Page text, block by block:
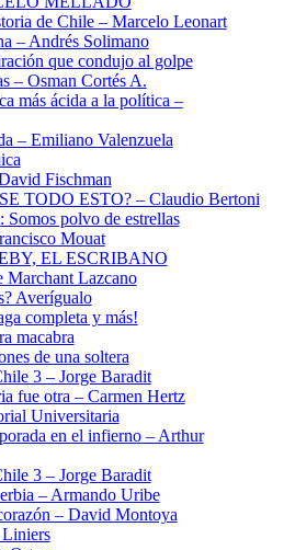
de Chile – Marcelo Leonart
– Andrés Solimano
que condujo al golpe
– Osman Cortés A.
más ácida a la política –
– Emiliano Valenzuela
Fischman
TODO ESTO? – Claudio Bertoni
Somos polvo de estrellas
Mouat
EL ESCRIBANO
Marchant Lazcano
Averígualo
completa y más!
macabra
de una soltera
3 – Jorge Baradit
fue otra – Carmen Hertz
Universitaria
en el infierno – Arthur
3 – Jorge Baradit
– Armando Uribe
– David Montoya